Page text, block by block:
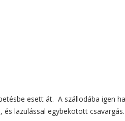
esett át. A szállodába igen
lazulással egybekötött csavargás.